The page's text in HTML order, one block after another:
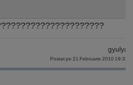
gyulya
Postat pe 21 Februarie 2010 19:32